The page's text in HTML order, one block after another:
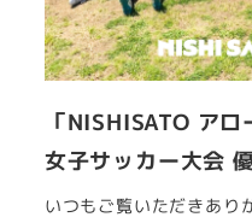
「NISHISATO ア
女子サッカー大会
いつもご覧いただきあり